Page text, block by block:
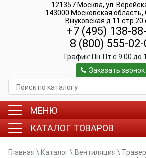
121357 Москва, ул.
143000 Московская
Внуковская д.11 стр.20
+7 (495) 138-
8 (800) 555-
График: Пн-Пт c 9:00 до
Заказать звонок
МЕНЮ
КАТАЛОГ ТОВАРОВ
Главная \ Каталог\ Вентиляция \